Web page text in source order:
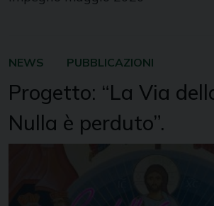
NEWS PUBBLICAZIONI
Progetto: “La Via
Nulla è perduto”.